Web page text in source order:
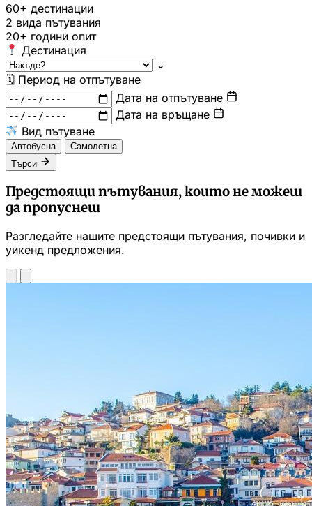
60+ дестинации
2 вида пътувания
20+ години опит
Дестинация
⌄
🗓 Период на отпътуване
Дата на отпътуване
Дата на връщане
Вид пътуване
Автобусна
Самолетна
Търси
Предстоящи пътувания, които не можеш
да пропуснеш
Разгледайте нашите предстоящи пътувания, почивки и
уикенд предложения.